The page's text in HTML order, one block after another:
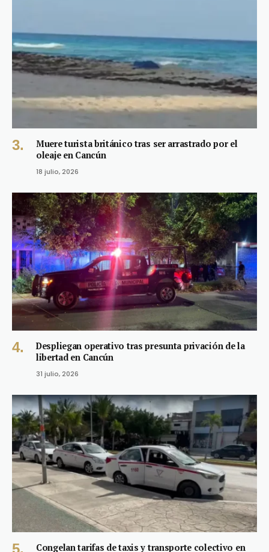
Muere turista británico tras ser arrastrado por el
oleaje en Cancún
18 julio, 2026
Despliegan operativo tras presunta privación de la
libertad en Cancún
31 julio, 2026
Congelan tarifas de taxis y transporte colectivo en